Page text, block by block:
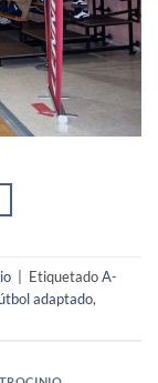
EtiquetadoA-
adaptado,